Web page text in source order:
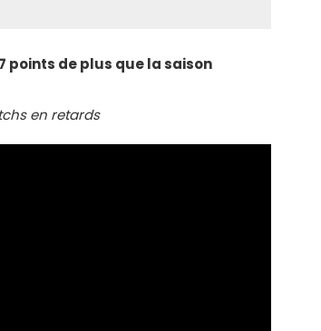
7 points de plus que la saison
en retards